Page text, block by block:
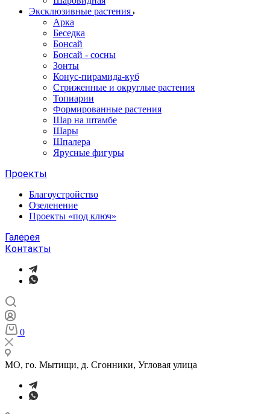
Эксклюзивные растения
Арка
Беседка
Бонсай
Бонсай - сосны
Зонты
Конус-пирамида-куб
Стриженные и округлые растения
Топиарии
Формированные растения
Шар на штамбе
Шары
Шпалера
Ярусные фигуры
Проекты
Благоустройство
Озеленение
Проекты «под ключ»
Галерея
Контакты
0
МО, го. Мытищи, д. Сгонники, Угловая улица